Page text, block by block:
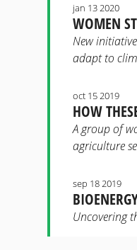
WOMEN
jan 13 2020
New
adapt to
HOW
oct 15 2019
A group of
agriculture
sep 18 2019
Uncovering